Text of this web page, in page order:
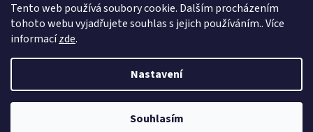
Tento web používá soubory cookie. Dalším procházením
tohoto webu vyjadřujete souhlas s jejich používáním.. Více
informacízde.
Nastavení
Souhlasím
17.10.2020
Copyright 2026biaska.cz. Všechna práva vyhrazena.Upravit
nastavení cookies